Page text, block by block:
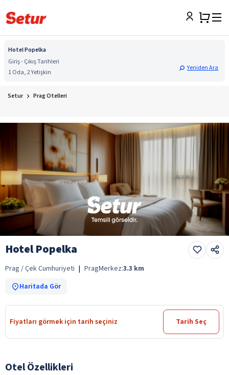
Hotel Popelka
Giriş - Çıkış Tarihleri
1 Oda, 2 Yetişkin
Yeniden Ara
Setur Prag Otelleri
Hotel Popelka
Prag / Çek Cumhuriyeti | PragMerkez:3.3 km
Haritada Gör
Fiyatları görmek için tarih seçiniz Tarih Seç
Otel Özellikleri